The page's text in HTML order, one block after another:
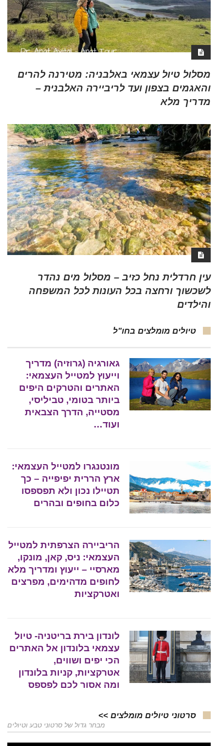
מסלול טיול עצמאי באלבניה: מטירנה להרים
והאגמים בצפון ועד לריביירה האלבנית –
מדריך מלא
עין חרדלית נחל כזיב – מסלול מים נהדר
לשכשוך ורחצה בכל העונות לכל המשפחה
והילדים
טיולים מומלצים בחו"ל
גאורגיה (גרוזיה) מדריך
וייעוץ למטייל העצמאי:
האתרים והטרקים היפים
ביותר בטומי, טביליסי,
מסטייה, הדרך הצבאית
ועוד…
מונטנגרו למטייל העצמאי:
ארץ הררית יפיפייה – כך
תטיילו נכון ולא תפספסו
כלום בחופים ובהרים
הריביירה הצרפתית למטייל
העצמאי: ניס, קאן, מונקו,
מארסיי – ייעוץ ומדריך מלא
לחופים מדהימים, מפרצים
ואטרקציות
לונדון בירת בריטניה- טיול
עצמאי בלונדון אל האתרים
הכי יפים ושווים,
אטרקציות, קניות בלונדון
ומה אסור לכם לפספס
סרטוני טיולים מומלצים >>
מבחר גדול של סרטוני טבע וטיולים